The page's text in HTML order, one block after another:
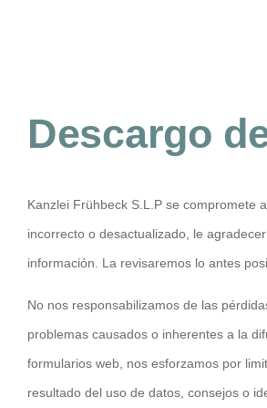
Descargo
Kanzlei Frühbeck S.L.P se compromete
incorrecto o desactualizado, le
información. La revisaremos lo antes
No nos responsabilizamos de las
problemas causados o inherentes a la
formularios web, nos esforzamos por
resultado del uso de datos, consejos o